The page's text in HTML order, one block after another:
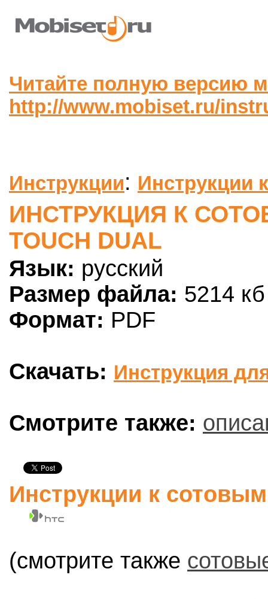
Читайте полную версию
http://www.mobiset.ru/
Инструкции: Инструкции
ИНСТРУКЦИЯ К
TOUCH DUAL
Язык: русский
Размер файла: 5214 кб
Формат: PDF
Скачать: Инструкция
Смотрите также:
Инструкции к
(смотрите также